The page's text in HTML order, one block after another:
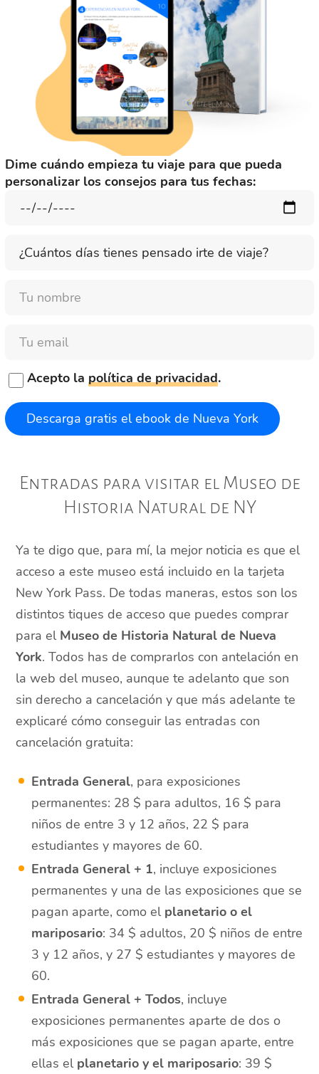
Dime cuándo empieza tu viaje para que pueda
personalizar los consejos para tus fechas:
¿Cuántos
días
pensado
viaje?
Nombre
Email
Acepto la política de privacidad.
Entradas para visitar el Museo de
Historia Natural de NY
Ya te digo que, para mí, la mejor noticia es que el
acceso a este museo está incluido en la tarjeta
New York Pass. De todas maneras, estos son los
distintos tiques de acceso que puedes comprar
para el Museo de Historia Natural de Nueva
York. Todos has de comprarlos con antelación en
la web del museo, aunque te adelanto que son
sin derecho a cancelación y que más adelante te
explicaré cómo conseguir las entradas con
cancelación gratuita:
Entrada General, para exposiciones
permanentes: 28 $ para adultos, 16 $ para
niños de entre 3 y 12 años, 22 $ para
estudiantes y mayores de 60.
Entrada General + 1, incluye exposiciones
permanentes y una de las exposiciones que se
pagan aparte, como el planetario o el
mariposario: 34 $ adultos, 20 $ niños de entre
3 y 12 años, y 27 $ estudiantes y mayores de
60.
Entrada General + Todos, incluye
exposiciones permanentes aparte de dos o
más exposiciones que se pagan aparte, entre
ellas el planetario y el mariposario: 39 $